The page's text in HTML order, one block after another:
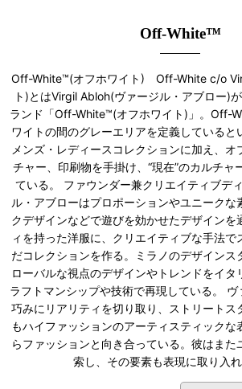
Off-White™
Off-White™(オフホワイト) Off-White c/o
ト)とはVirgil Abloh(ヴァージル・アブロー)
ランド「Off-White™(オフホワイト)」。Off-
ワイトの間のグレーエリアを定義していると
メンズ・レディースコレクションに加え、オ
チャー、印刷物を手掛け、“現在”のカルチャ
ている。 ファウンダー兼クリエイティブデ
ル・アブローはプロポーションやユニークな
クデザインなどで遊びを効かせたデザインを
ィを持った洋服に、クリエイティブな手法で
だコレクションを作る。ミラノのデザインス
ローバルな視点のデザインやトレンドをイタ
ラフトマンシップや技術で再現している。
巧みにリアリティを切り取り、ストリートス
もハイファッションのアーティスティックな
らファッションと向き合っている。彼はまた
索し、その要素も表現に取り入れ